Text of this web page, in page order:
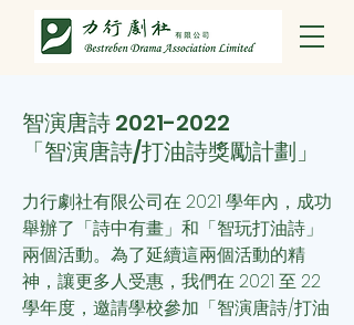
智演唐詩2021-2022
「智演唐詩/打油詩獎勵計劃」
力行劇社有限公司在 2021 學年內，成功
舉辦了「詩中有畫」和「智玩打油詩」
兩個活動。為了延續這兩個活動的精
神，讓更多人受惠，我們在 2021 至 22
學年度，邀請學校參加「智演唐詩/打油